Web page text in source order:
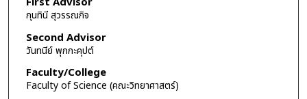
กุนทินี สุวรรณกิจ
Second Advisor
วันทนีย์ พุกกะคุปต์
Faculty/College
Faculty of Science (คณะวิทยาศาสตร์)